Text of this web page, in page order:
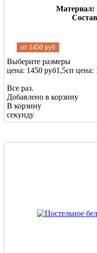
Материал:
от 1450 руб
Выберите размеры
цена: 1450 руб1,5сп цена:
Все раз.
Добавлено в корзину
В корзину
секунду